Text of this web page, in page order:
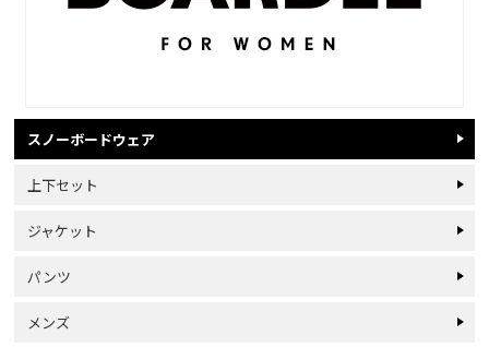
スノーボードウェア
上下セット
ジャケット
パンツ
メンズ